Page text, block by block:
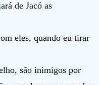
de Jacó as
eles, quando eu tirar
são inimigos por